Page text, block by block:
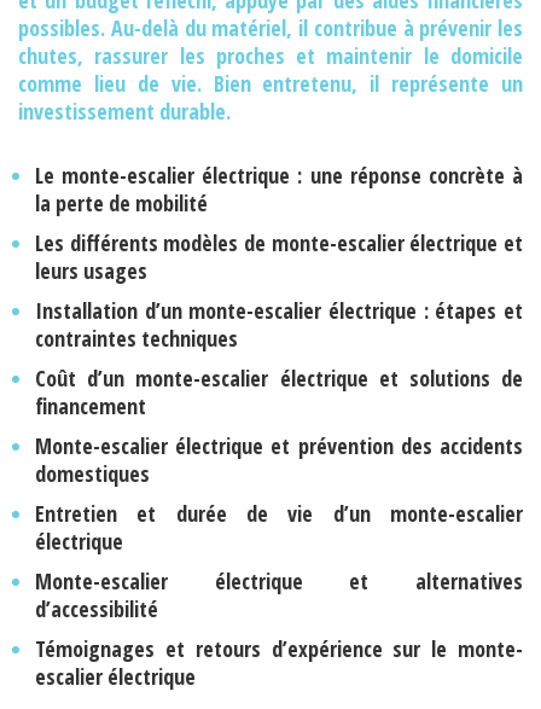
possibles. Au-delà du matériel, il contribue à prévenir les
chutes, rassurer les proches et maintenir le domicile
comme lieu de vie. Bien entretenu, il représente un
investissement durable.
Le monte-escalier électrique : une réponse concrète à
la perte de mobilité
Les différents modèles de monte-escalier électrique et
leurs usages
Installation d’un monte-escalier électrique : étapes et
contraintes techniques
Coût d’un monte-escalier électrique et solutions de
financement
Monte-escalier électrique et prévention des accidents
domestiques
Entretien et durée de vie d’un monte-escalier
électrique
Monte-escalier électrique et alternatives
d’accessibilité
Témoignages et retours d’expérience sur le monte-
escalier électrique